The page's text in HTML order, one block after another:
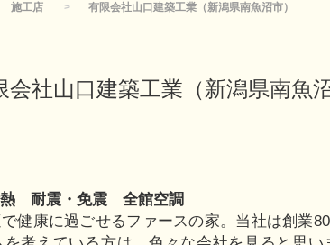
施工店 有限会社山口建築工業（新潟県南魚沼市）
会社山口建築工業（新潟県南魚沼
熱 耐震・免震 全館空調
健康に過ごせるファースの家。当社は創業